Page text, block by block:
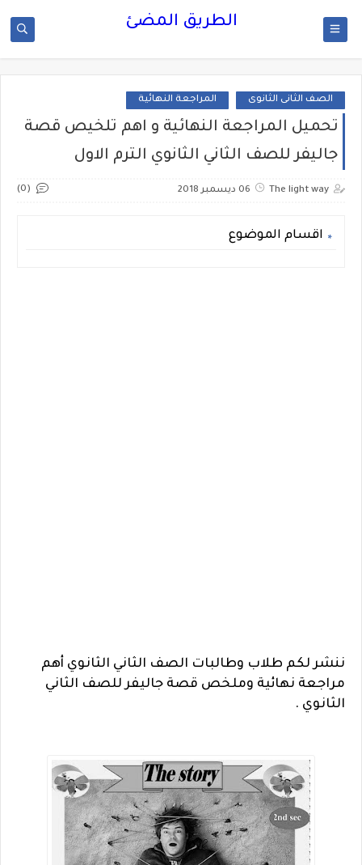
الطريق المضئ
الصف الثانى الثانوى المراجعة النهائية
تحميل المراجعة النهائية و اهم تلخيص قصة
جاليفر للصف الثاني الثانوي الترم الاول
The light way 06 ديسمبر 2018 (0)
اقسام الموضوع
ننشر لكم طلاب وطالبات الصف الثاني الثانوي أهم
مراجعة نهائية وملخص قصة جاليفر للصف الثاني
الثانوي .